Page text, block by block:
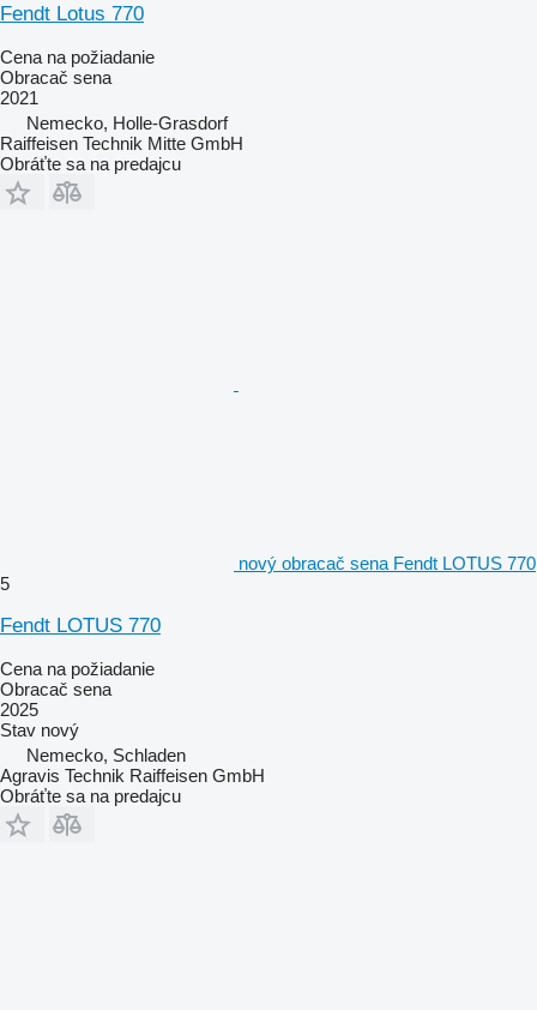
Fendt Lotus 770
Cena na požiadanie
Obracač sena
2021
Nemecko, Holle-Grasdorf
Raiffeisen Technik Mitte GmbH
Obráťte sa na predajcu
nový obracač sena Fendt LOTUS 770
5
Fendt LOTUS 770
Cena na požiadanie
Obracač sena
2025
Stav nový
Nemecko, Schladen
Agravis Technik Raiffeisen GmbH
Obráťte sa na predajcu